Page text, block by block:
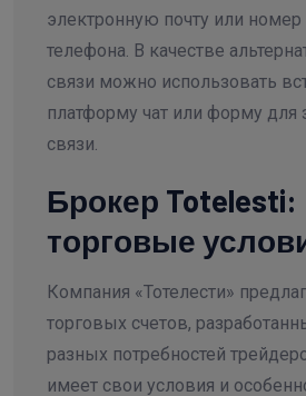
электронную почту или
телефона. В качестве
связи можно использовать
платформу чат или форму для
связи.
Брокер Totelesti:
торговые
Компания «Тотелести»
торговых счетов,
разных потребностей
имеет свои условия и